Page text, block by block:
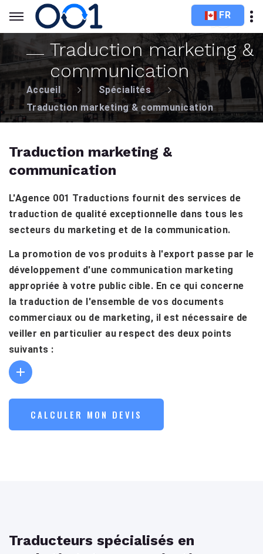
FR
Traduction marketing &
communication
Accueil
Spécialités
Traduction marketing & communication
Traduction marketing &
communication
L'Agence 001 Traductions fournit des services de
traduction de qualité exceptionnelle dans tous les
secteurs du marketing et de la communication.
La promotion de vos produits à l'export passe par le
développement d'une communication marketing
appropriée à votre public cible. En ce qui concerne
la traduction de l'ensemble de vos documents
commerciaux ou de marketing, il est nécessaire de
veiller en particulier au respect des deux points
suivants :
CALCULER MON DEVIS
Traducteurs spécialisés en